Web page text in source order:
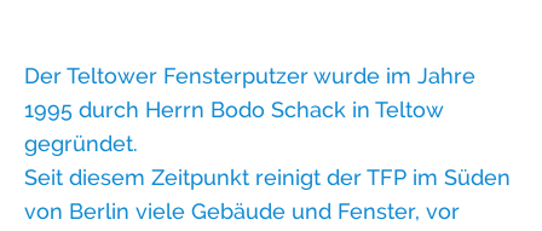
Der Teltower Fensterputzer wurde im Jahre
1995 durch Herrn Bodo Schack in Teltow
gegründet.
Seit diesem Zeitpunkt reinigt der TFP im Süden
von Berlin viele Gebäude und Fenster, vor